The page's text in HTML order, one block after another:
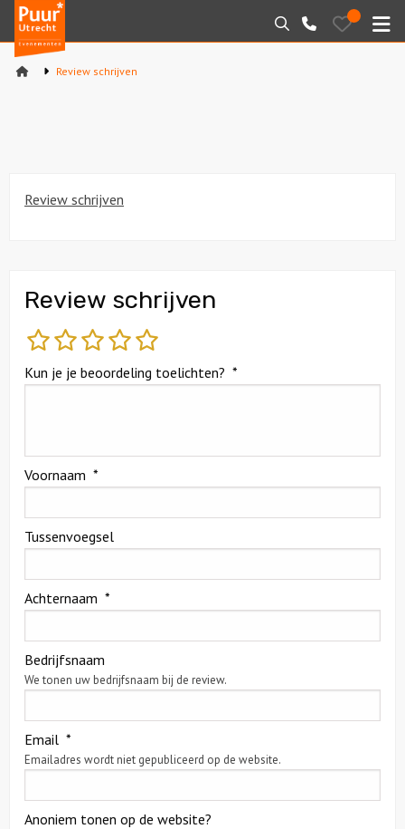
Puur*
Utrecht
bedrijfsuitjes
Zoeken
030-
2145099
Bewaarde
uitjes
Rondleidingen
Review schrijven
Review schrijven
Review schrijven
slechtmatiggemiddeld
goed
Kun je je beoordeling toelichten? *
Voornaam *
Tussenvoegsel
Achternaam *
Bedrijfsnaam
We tonen uw bedrijfsnaam bij de review.
Email *
Emailadres wordt niet gepubliceerd op de website.
Anoniem tonen op de website?